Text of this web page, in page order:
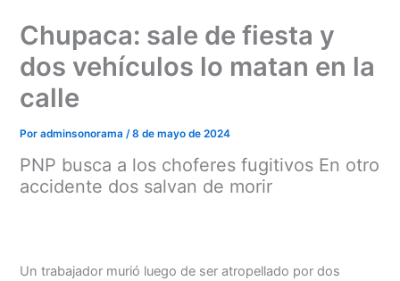
contenido
Chupaca: sale de fiesta y
dos vehículos lo matan en la
calle
Poradminsonorama/8 de mayo de 2024
PNP busca a los choferes fugitivos En otro
accidente dos salvan de morir
Un trabajador murió luego de ser atropellado por dos